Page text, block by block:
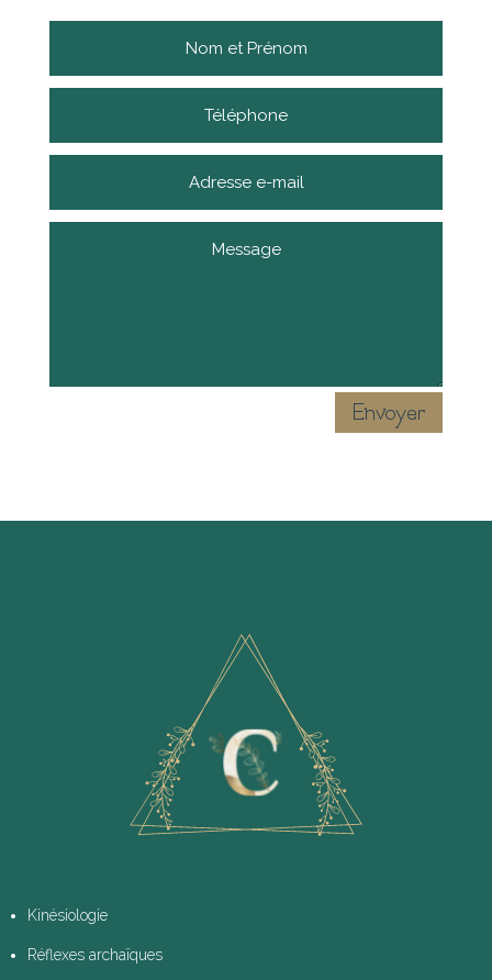
Envoyer
Kinésiologie
Réflexes archaïques